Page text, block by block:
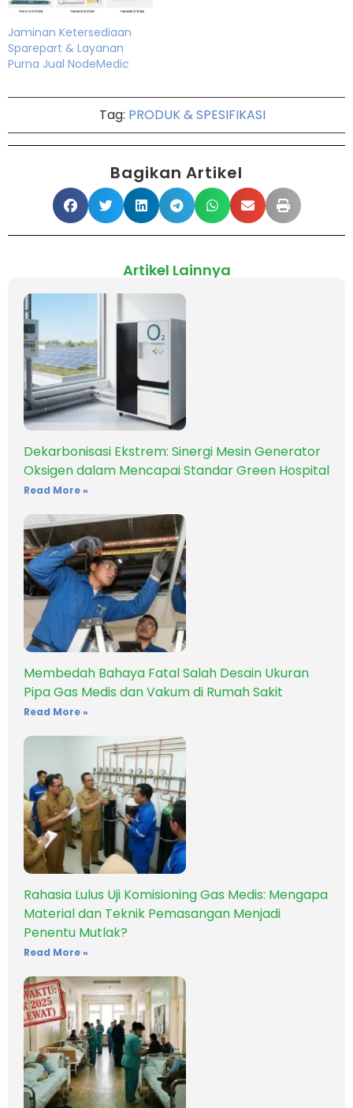
Jaminan Ketersediaan
Sparepart & Layanan
Purna Jual NodeMedic
Tag: PRODUK & SPESIFIKASI
Bagikan Artikel
Artikel Lainnya
Dekarbonisasi Ekstrem: Sinergi Mesin Generator
Oksigen dalam Mencapai Standar Green Hospital
Read More »
Membedah Bahaya Fatal Salah Desain Ukuran
Pipa Gas Medis dan Vakum di Rumah Sakit
Read More »
Rahasia Lulus Uji Komisioning Gas Medis: Mengapa
Material dan Teknik Pemasangan Menjadi
Penentu Mutlak?
Read More »